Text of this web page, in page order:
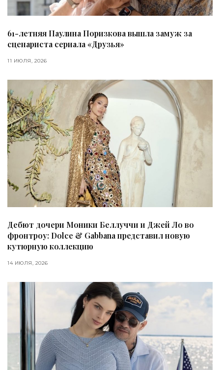
61-летняя Паулина Поризкова вышла замуж за
сценариста сериала «Друзья»
11 ИЮЛЯ, 2026
Дебют дочери Моники Беллуччи и Джей Ло во
фронтроу: Dolce & Gabbana представил новую
кутюрную коллекцию
14 ИЮЛЯ, 2026